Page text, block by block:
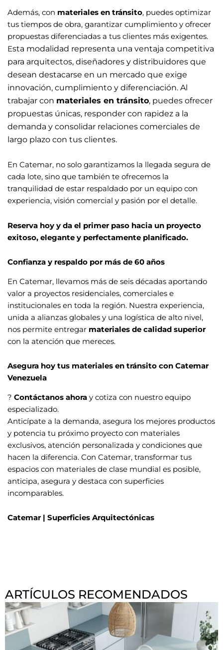
Además, con materiales en tránsito, puedes optimizar
tus tiempos de obra, garantizar cumplimiento y ofrecer
propuestas diferenciadas a tus clientes más exigentes.
Esta modalidad representa una ventaja competitiva
para arquitectos, diseñadores y distribuidores que
desean destacarse en un mercado que exige
innovación, cumplimiento y diferenciación. Al
trabajar con materiales en tránsito, puedes ofrecer
propuestas únicas, responder con rapidez a la
demanda y consolidar relaciones comerciales de
largo plazo con tus clientes.
En Catemar, no solo garantizamos la llegada segura de
cada lote, sino que también te ofrecemos la
tranquilidad de estar respaldado por un equipo con
experiencia, visión comercial y pasión por el detalle.
Reserva hoy y da el primer paso hacia un proyecto
exitoso, elegante y perfectamente planificado.
Confianza y respaldo por más de 60 años
En Catemar, llevamos más de seis décadas aportando
valor a proyectos residenciales, comerciales e
institucionales en toda la región. Nuestra experiencia,
unida a alianzas globales y una logística de alto nivel,
nos permite entregar materiales de calidad superior
con la atención que mereces.
Asegura hoy tus materiales en tránsito con Catemar
Venezuela
? Contáctanos ahora y cotiza con nuestro equipo
especializado.
Anticípate a la demanda, asegura los mejores productos
y potencia tu próximo proyecto con materiales
exclusivos, atención personalizada y condiciones que
hacen la diferencia. Con Catemar, transformar tus
espacios con materiales de clase mundial es posible,
anticipa, asegura y destaca con superficies
incomparables.
Catemar | Superficies Arquitectónicas
ARTÍCULOS RECOMENDADOS